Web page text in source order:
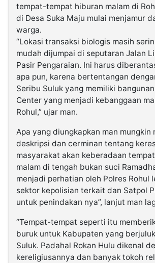
tempat-tempat hiburan malam di
di Desa Suka Maju mulai menjamur
warga.
“Lokasi transaksi biologis masih
mudah dijumpai di seputaran Jalan
Pasir Pengaraian. Ini harus
apa pun, karena bertentangan
Seribu Suluk yang memiliki
Center yang menjadi kebanggaan
Rohul,” ujar man.
Apa yang diungkapkan man mungkin
deskripsi dan cerminan tentang
masyarakat akan keberadaan
malam di tengah bukan suci
menjadi perhatian oleh Polres Rohul
sektor kepolisian terkait dan Satpol
untuk penindakan nya”, lanjut man
“Tempat-tempat seperti itu
buruk untuk Kabupaten yang
Suluk. Padahal Rokan Hulu dikenal
kereligiusannya dan banyak tokoh